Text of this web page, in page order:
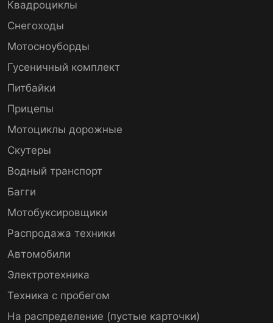
Квадроциклы
Снегоходы
Мотосноуборды
Гусеничный комплект
Питбайки
Прицепы
Мотоциклы дорожные
Скутеры
Водный транспорт
Багги
Мотобуксировщики
Распродажа техники
Автомобили
Электротехника
Техника с пробегом
На распределение (пустые карточки)